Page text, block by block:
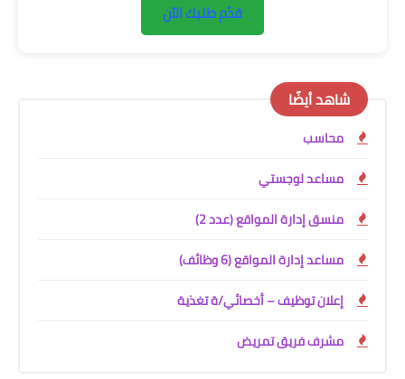
قدّم طلبك الآن
شاهد أيضًا
محاسب
مساعد لوجستي
منسق إدارة المواقع (عدد 2)
مساعد إدارة المواقع (6 وظائف)
إعلان توظيف – أخصائي/ة تغذية
مشرف فريق تمريض